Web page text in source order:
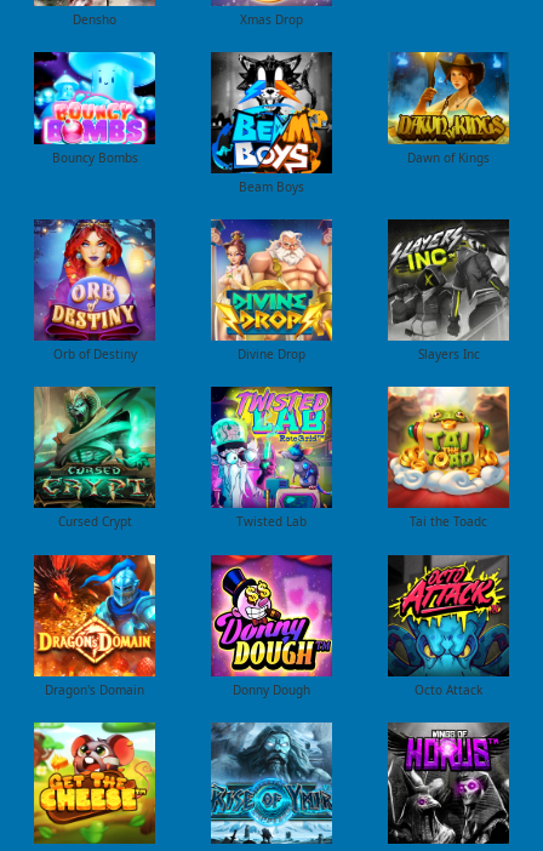
Densho Xmas Drop
Bouncy Bombs
Beam Boys
Dawn of Kings
Orb of Destiny Divine Drop Slayers Inc
Cursed Crypt Twisted Lab Tai the Toadc
Dragon's Domain Donny Dough Octo Attack